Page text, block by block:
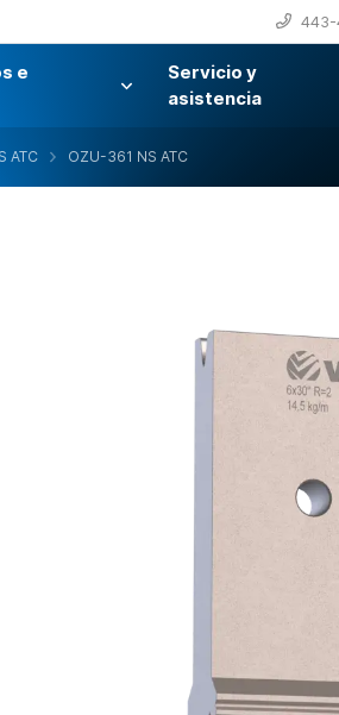
e
Servicio y
asistencia
ATC OZU-361 NS ATC